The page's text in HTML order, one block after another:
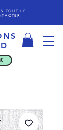
TOUT LE